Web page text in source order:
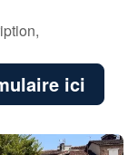
ici